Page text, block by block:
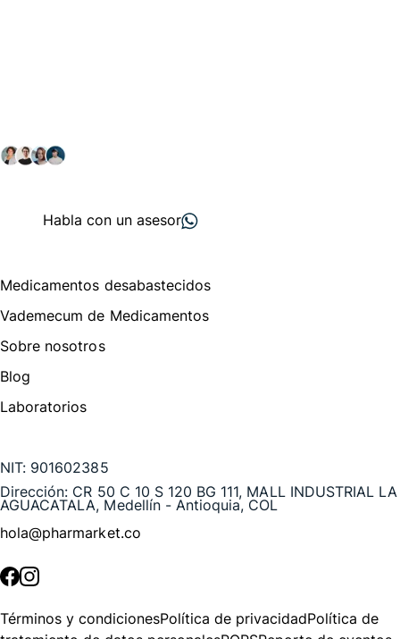
Habla con un asesor
Medicamentos desabastecidos
Vademecum de Medicamentos
Sobre nosotros
Blog
Laboratorios
NIT: 901602385
Dirección: CR 50 C 10 S 120 BG 111, MALL INDUSTRIAL LA
AGUACATALA, Medellín - Antioquia, COL
hola@pharmarket.co
Términos y condicionesPolítica de privacidadPolítica de